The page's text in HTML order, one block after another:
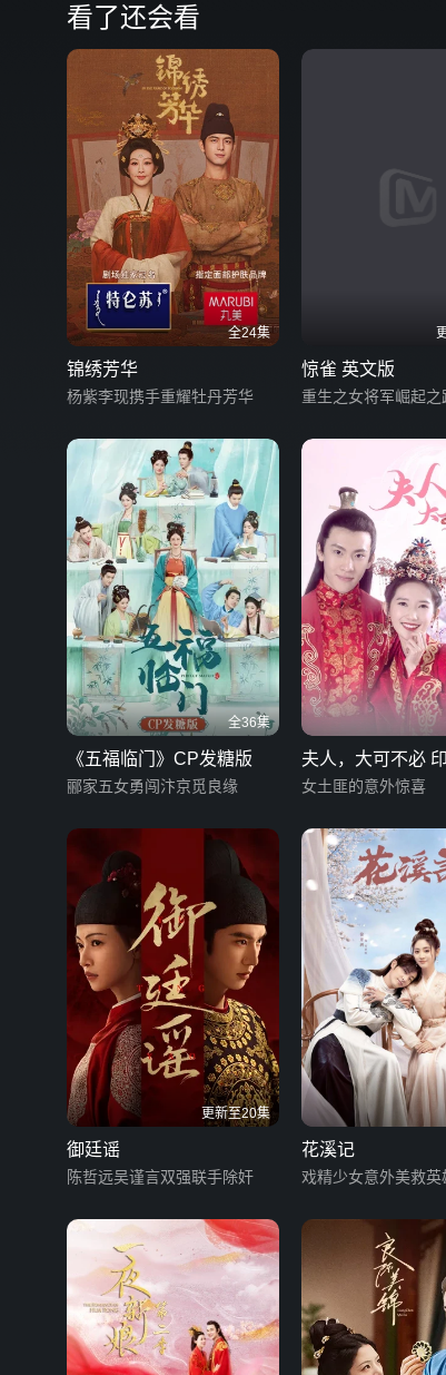
看了还会看
全24集
锦绣芳华
杨紫李现携手重耀牡丹芳华
惊雀 英文版
重生之女将军崛起之
全36集
《五福临门》CP发糖版
郦家五女勇闯汴京觅良缘
夫人，大可不必
幕版
女土匪的意外惊喜
更新至20集
御廷谣
陈哲远吴谨言双强联手除奸
花溪记
戏精少女意外美救英